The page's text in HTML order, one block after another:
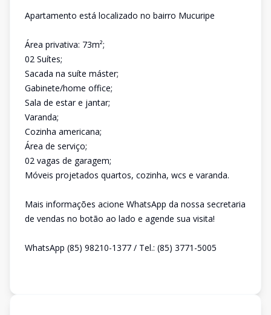
Apartamento está localizado no bairro Mucuripe
Área privativa: 73m²;
02 Suítes;
Sacada na suíte máster;
Gabinete/home office;
Sala de estar e jantar;
Varanda;
Cozinha americana;
Área de serviço;
02 vagas de garagem;
Móveis projetados quartos, cozinha, wcs e varanda.
Mais informações acione WhatsApp da nossa secretaria
de vendas no botão ao lado e agende sua visita!
WhatsApp (85) 98210-1377 / Tel.: (85) 3771-5005